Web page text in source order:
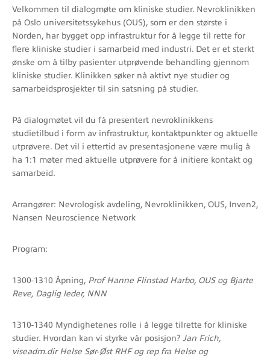
Velkommen til dialogmøte om kliniske studier. Nevroklinikken
på Oslo universitetssykehus (OUS), som er den største i
Norden, har bygget opp infrastruktur for å legge til rette for
flere kliniske studier i samarbeid med industri. Det er et sterkt
ønske om å tilby pasienter utprøvende behandling gjennom
kliniske studier. Klinikken søker nå aktivt nye studier og
samarbeidsprosjekter til sin satsning på studier.
På dialogmøtet vil du få presentert nevroklinikkens
studietilbud i form av infrastruktur, kontaktpunkter og aktuelle
utprøvere. Det vil i ettertid av presentasjonene være mulig å
ha 1:1 møter med aktuelle utprøvere for å initiere kontakt og
samarbeid.
Arrangører: Nevrologisk avdeling, Nevroklinikken, OUS, Inven2,
Nansen Neuroscience Network
Program:
1300-1310 Åpning, Prof Hanne Flinstad Harbo, OUS og Bjarte
Reve, Daglig leder, NNN
1310-1340 Myndighetenes rolle i å legge tilrette for kliniske
studier. Hvordan kan vi styrke vår posisjon? Jan Frich,
viseadm.dir Helse Sør-Øst RHF og rep fra Helse og